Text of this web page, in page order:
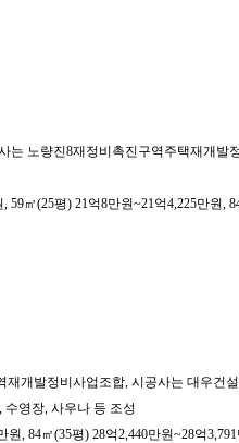
노량진8재정비촉진구역주택재개발
㎡(25평) 21억8만원~21억4,225만원,
개발정비사업조합, 시공사는 대우건
수영장, 사우나 등 조성
, 84㎡(35평) 28억2,440만원~28억3,791